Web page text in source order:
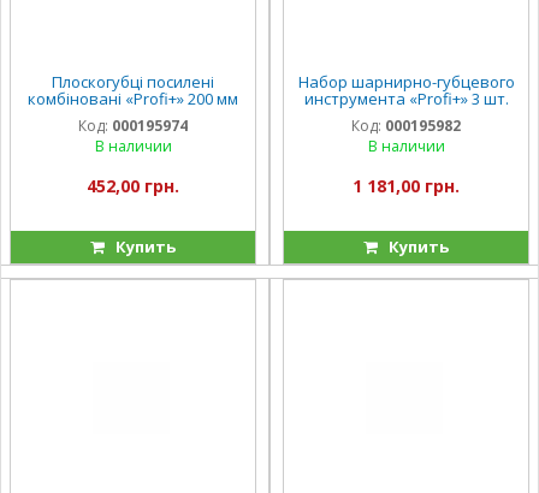
Плоскогубці посилені
комбіновані «Profi+» 200 мм
INGCO INDUSTRIAL
Код: 000195974
В наличии
452,00 грн.
Купить
Набор шарнирно-губцевого
инструмента «Profi+» 3 шт.
INGCO INDUSTRIAL
Код: 000195982
В наличии
1 181,00 грн.
Купить